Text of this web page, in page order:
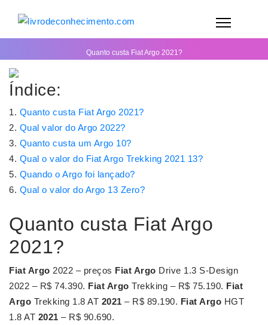
Quanto custa Fiat Argo 2021?
Índice:
Quanto custa Fiat Argo 2021?
Qual valor do Argo 2022?
Quanto custa um Argo 10?
Qual o valor do Fiat Argo Trekking 2021 13?
Quando o Argo foi lançado?
Qual o valor do Argo 13 Zero?
Quanto custa Fiat Argo
2021?
Fiat Argo 2022 – preços Fiat Argo Drive 1.3 S-Design
2022 – R$ 74.390. Fiat Argo Trekking – R$ 75.190. Fiat
Argo Trekking 1.8 AT 2021 – R$ 89.190. Fiat Argo HGT
1.8 AT 2021 – R$ 90.690.